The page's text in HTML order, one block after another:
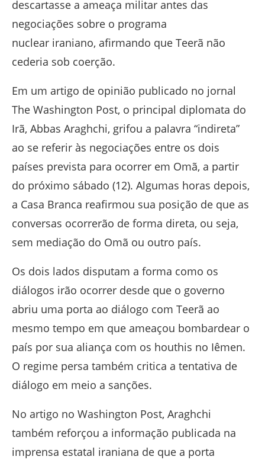
descartasse a ameaça militar antes das
negociações sobre o programa
nuclear iraniano, afirmando que Teerã não
cederia sob coerção.
Em um artigo de opinião publicado no jornal
The Washington Post, o principal diplomata do
Irã, Abbas Araghchi, grifou a palavra “indireta”
ao se referir às negociações entre os dois
países prevista para ocorrer em Omã, a partir
do próximo sábado (12). Algumas horas depois,
a Casa Branca reafirmou sua posição de que as
conversas ocorrerão de forma direta, ou seja,
sem mediação do Omã ou outro país.
Os dois lados disputam a forma como os
diálogos irão ocorrer desde que o governo
abriu uma porta ao diálogo com Teerã ao
mesmo tempo em que ameaçou bombardear o
país por sua aliança com os houthis no Iêmen.
O regime persa também critica a tentativa de
diálogo em meio a sanções.
No artigo no Washington Post, Araghchi
também reforçou a informação publicada na
imprensa estatal iraniana de que a porta